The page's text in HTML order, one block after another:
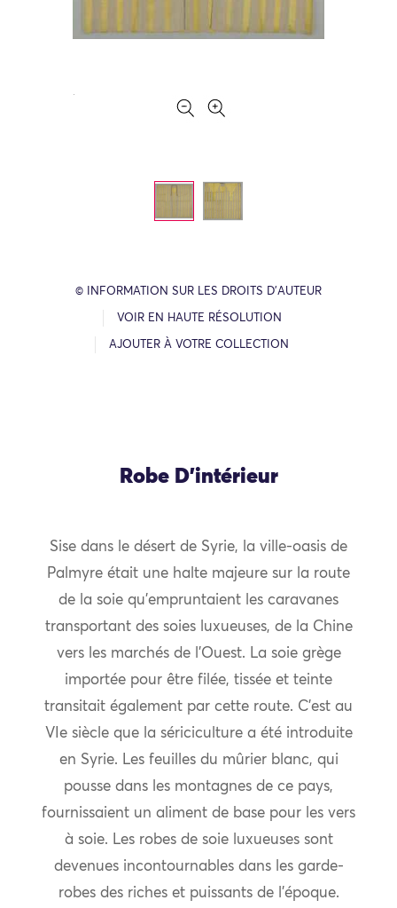
© INFORMATION SUR LES DROITS D’AUTEUR
VOIR EN HAUTE RÉSOLUTION
AJOUTER À VOTRE COLLECTION
Robe D’intérieur
Sise dans le désert de Syrie, la ville-oasis de
Palmyre était une halte majeure sur la route
de la soie qu’empruntaient les caravanes
transportant des soies luxueuses, de la Chine
vers les marchés de l’Ouest. La soie grège
importée pour être filée, tissée et teinte
transitait également par cette route. C’est au
VIe siècle que la sériciculture a été introduite
en Syrie. Les feuilles du mûrier blanc, qui
pousse dans les montagnes de ce pays,
fournissaient un aliment de base pour les vers
à soie. Les robes de soie luxueuses sont
devenues incontournables dans les garde-
robes des riches et puissants de l’époque.